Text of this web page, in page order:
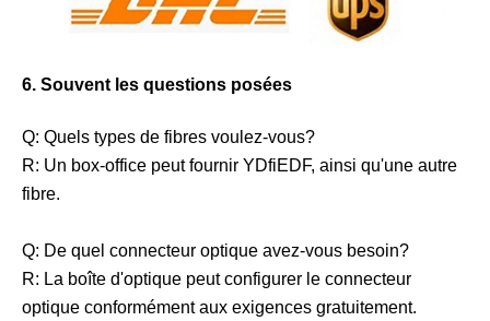
6. Souvent les questions posées
Q: Quels types de fibres voulez-vous?
R: Un box-office peut fournir YDfiEDF, ainsi qu'une autre
fibre.
Q: De quel connecteur optique avez-vous besoin?
R: La boîte d'optique peut configurer le connecteur
optique conformément aux exigences gratuitement.